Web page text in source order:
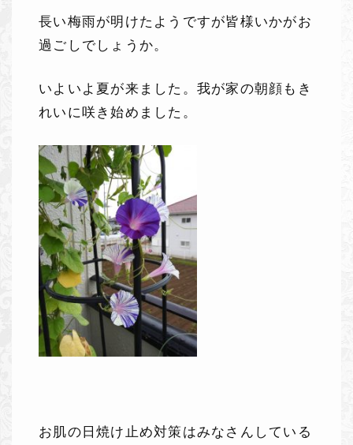
長い梅雨が明けたようですが皆様いかがお
過ごしでしょうか。
いよいよ夏が来ました。我が家の朝顔もき
れいに咲き始めました。
お肌の日焼け止め対策はみなさんしている